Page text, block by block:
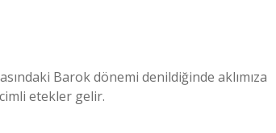
Barok dönemi denildiğinde aklımıza
etekler gelir.